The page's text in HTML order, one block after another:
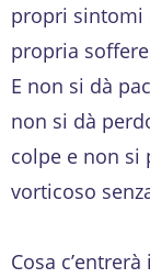
propri sintomi
propria
E non si dà
non si dà
colpe e non si
vorticoso
Cosa